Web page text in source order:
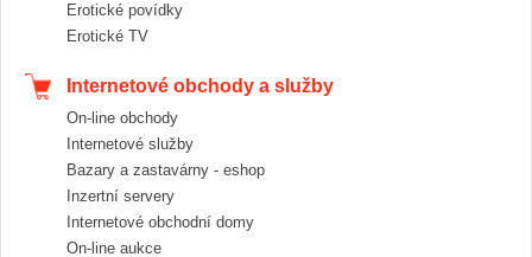
Erotické povídky
Erotické TV
Internetové obchody a služby
On-line obchody
Internetové služby
Bazary a zastavárny - eshop
Inzertní servery
Internetové obchodní domy
On-line aukce